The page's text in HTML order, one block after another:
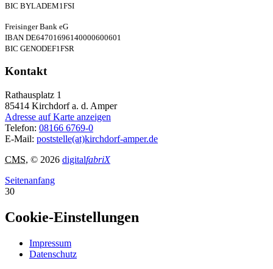
BIC BYLADEM1FSI
Freisinger Bank eG
IBAN DE64701696140000600601
BIC GENODEF1FSR
Kontakt
Rathausplatz 1
85414 Kirchdorf a. d. Amper
Adresse auf Karte anzeigen
Telefon: 08166 6769-0
E-Mail: poststelle(at)kirchdorf-amper.de
CMS, © 2026 digitalfabriX
Seitenanfang
30
Cookie-Einstellungen
Impressum
Datenschutz